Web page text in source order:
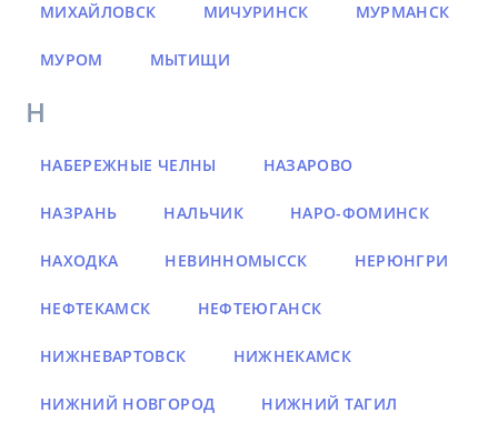
МИХАЙЛОВСК МИЧУРИНСК МУРМАНСК
МУРОМ МЫТИЩИ
Н
НАБЕРЕЖНЫЕ ЧЕЛНЫ НАЗАРОВО
НАЗРАНЬ НАЛЬЧИК НАРО-ФОМИНСК
НАХОДКА НЕВИННОМЫССК НЕРЮНГРИ
НЕФТЕКАМСК НЕФТЕЮГАНСК
НИЖНЕВАРТОВСК НИЖНЕКАМСК
НИЖНИЙ НОВГОРОД НИЖНИЙ ТАГИЛ